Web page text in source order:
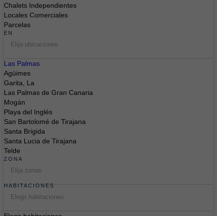
Chalets Independientes
Locales Comerciales
Parcelas
EN
Elija ubicaciones
Las Palmas
Agüimes
Garita, La
Las Palmas de Gran Canaria
Mogán
Playa del Inglés
San Bartolomé de Tirajana
Santa Brigida
Santa Lucia de Tirajana
Telde
ZONA
Elija zonas
HABITACIONES
Elegir habitaciones